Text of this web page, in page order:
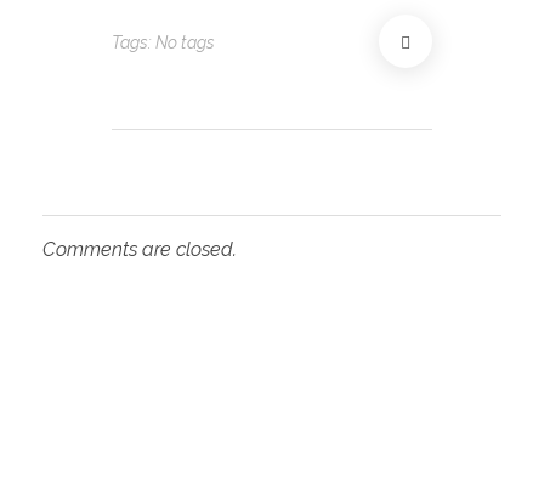
Tags: No tags
Comments are closed.